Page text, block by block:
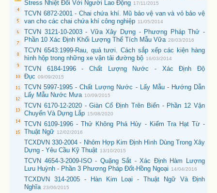
Stress Nhiệt Đối Với Người Lao Động 17/11/2015
TCVN 6872-2001 - Chai chứa khí. Mũ bảo vệ van và vỏ bảo vệ
van cho các chai chứa khí công nghiệp 11/05/2014
TCVN 3121-10-2003 - Vữa Xây Dựng - Phương Pháp Thử -
Phần 10 Xác Định Khối Lượng Thể Tích Mẫu Vữa 28/03/2016
TCVN 6543:1999-Rau, quả tươi. Cách sắp xếp các kiện hàng
hình hộp trong những xe vận tải đường bộ 16/03/2014
TCVN 6184-1996 - Chất Lượng Nước - Xác Định Độ
Đục 09/09/2015
TCVN 5997-1995 - Chất Lượng Nước - Lấy Mẫu - Hướng Dẫn
Lấy Mẫu Nước Mưa 10/09/2015
TCVN 6170-12-2020 - Giàn Cố Định Trên Biển - Phần 12 Vận
Chuyển Và Dựng Lắp 15/08/2020
TCVN 6109-1996 - Thử Không Phá Hủy - Kiểm Tra Hạt Từ -
Thuật Ngữ 12/02/2016
TCXDVN 330-2004 - Nhôm Hợp Kim Định Hình Dùng Trong Xây
Dựng - Yêu Cầu Kỹ Thuật 13/10/2015
TCVN 4654-3-2009-ISO - Quặng Sắt - Xác Định Hàm Lượng
Lưu Huỳnh - Phần 3 Phương Pháp Đốt-Hồng Ngoại
14/04/2016
TCXDVN 314-2005 - Hàn Kim Loại - Thuật Ngữ Và Định
Nghĩa 23/06/2015